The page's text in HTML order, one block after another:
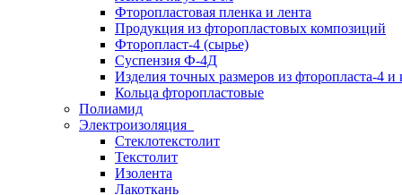
Фторопластовая пленка и лента
Продукция из фторопластовых композиций
Фторопласт-4 (сырье)
Суспензия Ф-4Д
Изделия точных размеров из фторопласта-4 и
Кольца фторопластовые
Полиамид
Электроизоляция
Стеклотекстолит
Текстолит
Изолента
Лакоткань